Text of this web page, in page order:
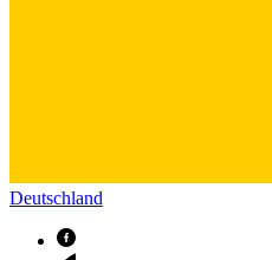
Deutschland